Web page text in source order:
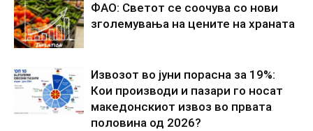
ФАО: Светот се соочува со нови
зголемувања на цените на храната
Извозот во јуни порасна за 19%:
Кои производи и пазари го носат
македонскиот извоз во првата
половина од 2026?